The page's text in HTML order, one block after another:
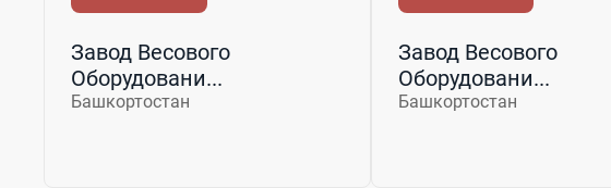
Завод Весового
Оборудовани...
Башкортостан
Завод Весового
Оборудовани...
Башкортостан